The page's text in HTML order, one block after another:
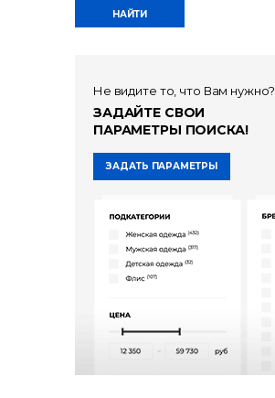
Не видите то, что Вам нужно?
ЗАДАЙТЕ СВОИ
ПАРАМЕТРЫ ПОИСКА!
ЗАДАТЬ ПАРАМЕТРЫ